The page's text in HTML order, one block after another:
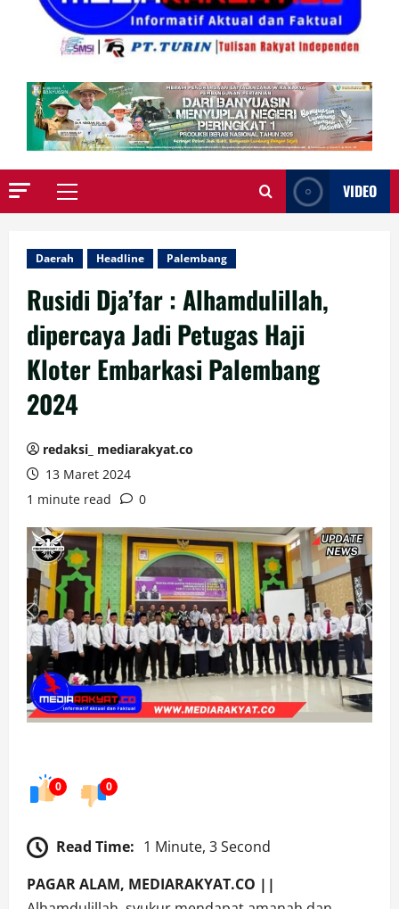
Primary
VIDEO
Daerah Headline Palembang
Rusidi Dja’far : Alhamdulillah,
dipercaya Jadi Petugas Haji
Kloter Embarkasi Palembang
2024
redaksi_ mediarakyat.co
13 Maret 2024
1 minute read
0
0 0
Read Time: 1 Minute, 3 Second
PAGAR ALAM, MEDIARAKYAT.CO ||